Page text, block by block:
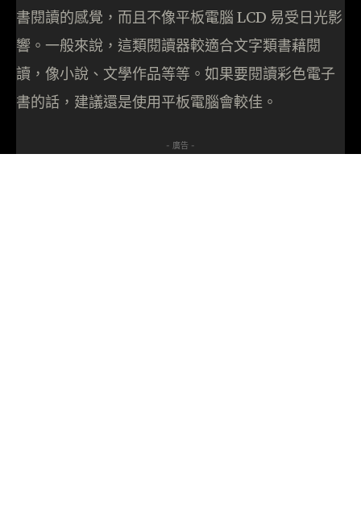
書閱讀的感覺，而且不像平板電腦 LCD 易受日光影
響。一般來說，這類閱讀器較適合文字類書藉閱
讀，像小說、文學作品等等。如果要閱讀彩色電子
書的話，建議還是使用平板電腦會較佳。
- 廣告 -